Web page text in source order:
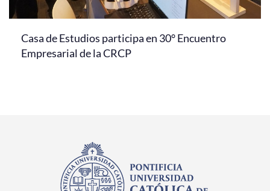
Casa de Estudios participa en 30° Encuentro
Empresarial de la CRCP